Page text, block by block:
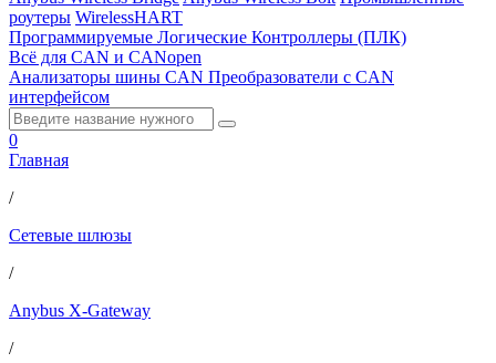
роутеры WirelessHART
Программируемые Логические Контроллеры (ПЛК)
Всё для CAN и CANopen
Анализаторы шины CAN Преобразователи с CAN
интерфейсом
0
Главная
/
Сетевые шлюзы
/
Anybus X-Gateway
/